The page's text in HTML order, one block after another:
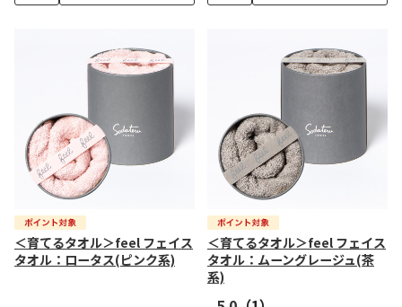
＜育てるタオル＞feel フェイス
タオル：ロータス(ピンク系)
＜育てるタオル＞feel フェイス
タオル：ムーングレージュ(茶
系)